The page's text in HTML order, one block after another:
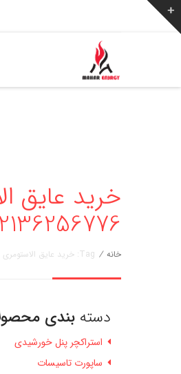
خرید عایق
خانه / Tag: خرید عایق الاستومری بوشهر
دسته بندی
استراکچر پنل خورشیدی
ساپورت تاسیسات